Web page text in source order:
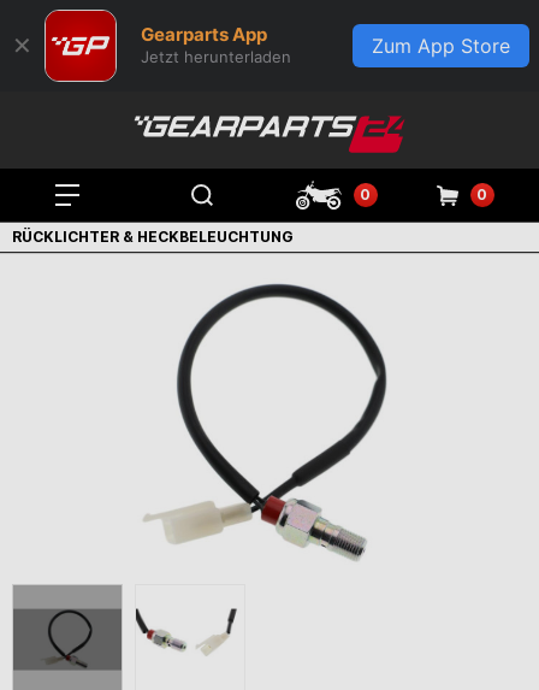
✕ Gearparts App
Jetzt herunterladen Zum App Store
0 0
RÜCKLICHTER & HECKBELEUCHTUNG